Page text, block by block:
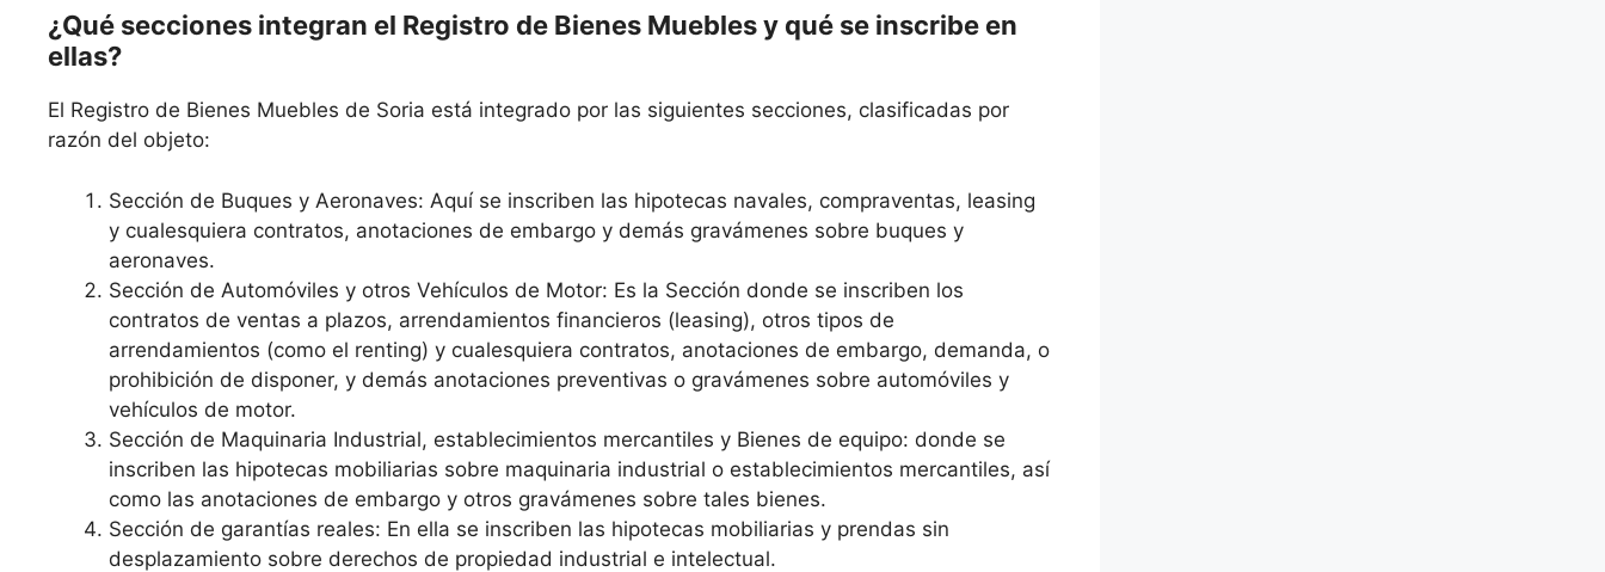
¿Qué secciones integran el Registro de Bienes Muebles y qué se inscribe en
ellas?
El Registro de Bienes Muebles de Soria está integrado por las siguientes secciones, clasificadas por
razón del objeto:
Sección de Buques y Aeronaves: Aquí se inscriben las hipotecas navales, compraventas, leasing
y cualesquiera contratos, anotaciones de embargo y demás gravámenes sobre buques y
aeronaves.
Sección de Automóviles y otros Vehículos de Motor: Es la Sección donde se inscriben los
contratos de ventas a plazos, arrendamientos financieros (leasing), otros tipos de
arrendamientos (como el renting) y cualesquiera contratos, anotaciones de embargo, demanda, o
prohibición de disponer, y demás anotaciones preventivas o gravámenes sobre automóviles y
vehículos de motor.
Sección de Maquinaria Industrial, establecimientos mercantiles y Bienes de equipo: donde se
inscriben las hipotecas mobiliarias sobre maquinaria industrial o establecimientos mercantiles, así
como las anotaciones de embargo y otros gravámenes sobre tales bienes.
Sección de garantías reales: En ella se inscriben las hipotecas mobiliarias y prendas sin
desplazamiento sobre derechos de propiedad industrial e intelectual.